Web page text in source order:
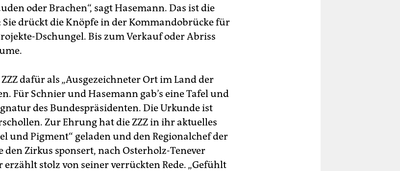
oder Brachen“, sagt Hasemann. Das ist die
Sie drückt die Knöpfe in der Kommandobrücke für
Dschungel. Bis zum Verkauf oder Abriss
dafür als „Ausgezeichneter Ort im Land der
Für Schnier und Hasemann gab’s eine Tafel und
des Bundespräsidenten. Die Urkunde ist
Zur Ehrung hat die ZZZ in ihr aktuelles
und Pigment“ geladen und den Regionalchef der
den Zirkus sponsert, nach Osterholz-Tenever
erzählt stolz von seiner verrückten Rede. „Gefühlt